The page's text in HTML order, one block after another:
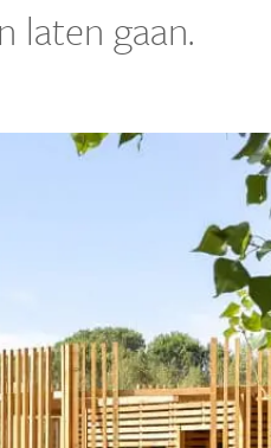
laten gaan.